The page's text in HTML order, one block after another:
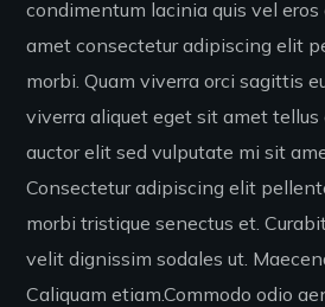
condimentum lacinia quis vel eros
amet consectetur adipiscing elit
morbi. Quam viverra orci sagittis
viverra aliquet eget sit amet tellus
auctor elit sed vulputate mi sit
Consectetur adipiscing elit
morbi tristique senectus et.
velit dignissim sodales ut.
Caliquam etiam.Commodo odio